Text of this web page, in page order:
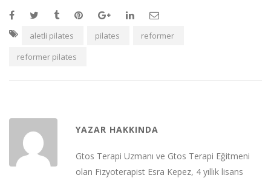
aletli pilates pilates
reformer
reformer pilates
YAZAR HAKKINDA
Gtos Terapi Uzmanı ve Gtos Terapi Eğitmeni
olan Fizyoterapist Esra Kepez, 4 yıllık lisans